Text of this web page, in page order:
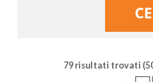
79 risultati trovati